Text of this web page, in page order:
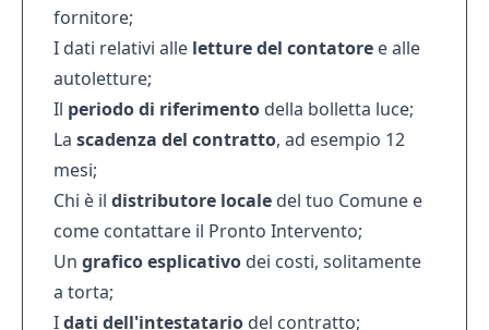
fornitore;
I dati relativi alle letture del contatore e alle
autoletture;
Il periodo di riferimento della bolletta luce;
La scadenza del contratto, ad esempio 12
mesi;
Chi è il distributore locale del tuo Comune e
come contattare il Pronto Intervento;
Un grafico esplicativo dei costi, solitamente
a torta;
Idati dell'intestatario del contratto;